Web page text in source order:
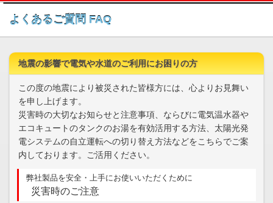
このページの本文へ
よくあるご質問 FAQ
地震の影響で電気や水道のご利用にお困りの方
この度の地震により被災された皆様方には、心よりお見舞い
を申し上げます。
災害時の大切なお知らせと注意事項、ならびに電気温水器や
エコキュートのタンクのお湯を有効活用する方法、太陽光発
電システムの自立運転への切り替え方法などをこちらでご案
内しております。ご活用ください。
弊社製品を安全・上手にお使いいただくために
災害時のご注意